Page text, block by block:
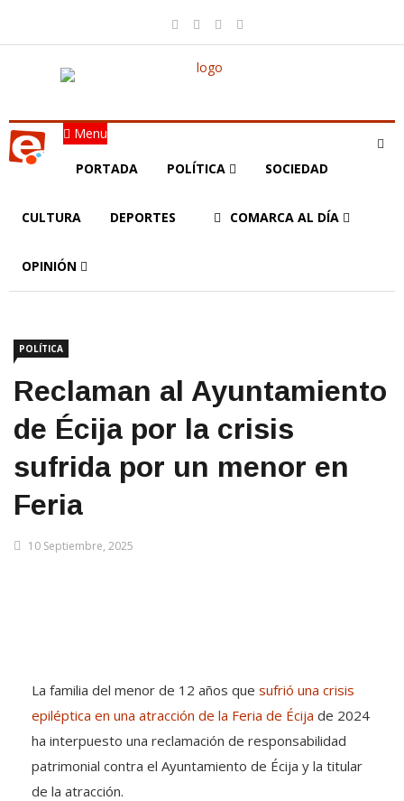
Menu
PORTADA POLÍTICA SOCIEDAD
CULTURA DEPORTES COMARCA AL DÍA
OPINIÓN
POLÍTICA
Reclaman al Ayuntamiento
de Écija por la crisis
sufrida por un menor en
Feria
10 Septiembre, 2025
La familia del menor de 12 años que sufrió una crisis
epiléptica en una atracción de la Feria de Écija de 2024
ha interpuesto una reclamación de responsabilidad
patrimonial contra el Ayuntamiento de Écija y la titular
de la atracción.